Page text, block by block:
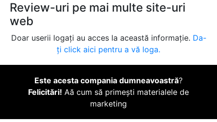
Review-uri pe mai multe site-uri
web
Doar userii logați au acces la această informație. Da-
ți click aici pentru a vă loga.
Este acesta compania dumneavoastră?
Felicitări! Aă cum să primești materialele de
marketing